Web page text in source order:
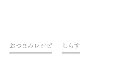
おつまみレシピ しらす